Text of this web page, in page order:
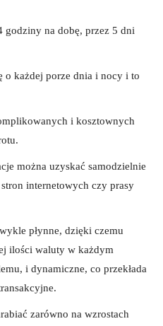
godziny na dobę, przez 5 dni
o każdej porze dnia i nocy i to
i kosztownych
można uzyskać samodzielnie
internetowych czy prasy
płynne, dzięki czemu
ilości waluty w każdym
i dynamiczne, co przekłada
zarówno na wzrostach